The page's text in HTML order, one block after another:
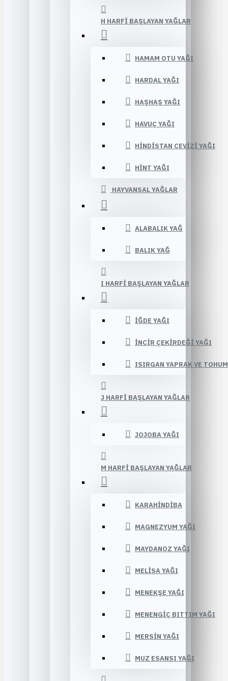
H HARFI BAŞLAYAN YAĞLAR
HAMAM OTU YAĞI
HARDAL YAĞI
HAŞHAŞ YAĞI
HAVUÇ YAĞI
HINDISTAN CEVIZI YAĞI
HINT YAĞI
HAYVANSAL YAĞLAR
ALABALIK YAĞ
BALIK YAĞ
I HARFI BAŞLAYAN YAĞLAR
İĞDE YAĞI
İNCIR ÇEKIRDEĞI YAĞI
ISIRGAN YAPRAK VE
J HARFI BAŞLAYAN YAĞLAR
JOJOBA YAĞI
M HARFI BAŞLAYAN YAĞLAR
KARAHINDIBA
MAGNEZYUM YAĞI
MAYDANOZ YAĞI
MELISA YAĞI
MENEKŞE YAĞI
MENENGIÇ BITTIM YAĞI
MERSIN YAĞI
MUZ ESANSI YAĞI